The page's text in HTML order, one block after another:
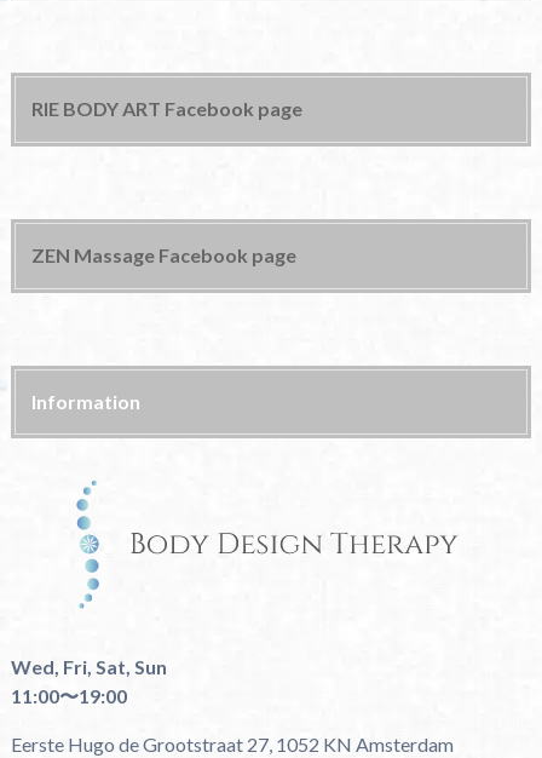
RIE BODY ART Facebook page
ZEN Massage Facebook page
Information
Wed, Fri, Sat, Sun
11:00〜19:00
Eerste Hugo de Grootstraat 27, 1052 KN Amsterdam